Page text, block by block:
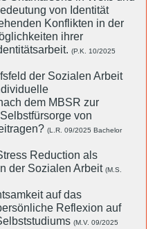
von Identität
Konflikten in der
ihrer
(P.K. 10/2025
der Sozialen Arbeit
dem MBSR zur
von
(L.R. 09/2025 Bachelor
Reduction als
der Sozialen Arbeit (M.S.
auf das
Reflexion auf
(M.V. 09/2025